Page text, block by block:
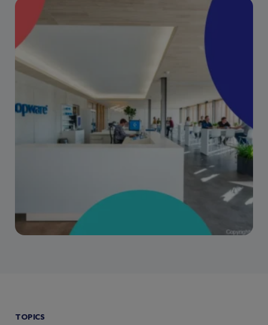
TOPICS